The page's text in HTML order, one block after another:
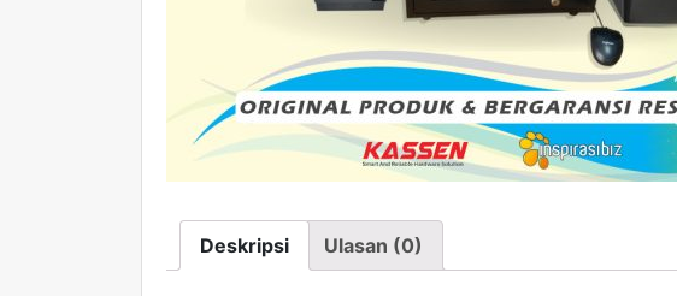
Deskripsi Ulasan (0)